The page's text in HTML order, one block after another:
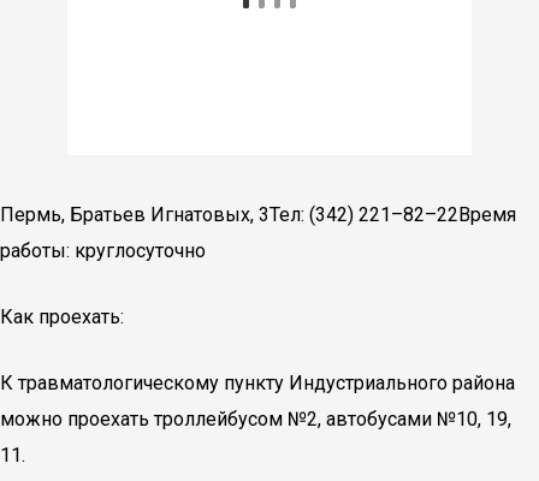
Пермь, Братьев Игнатовых, 3Тел: (342) 221–82–22Время
работы: круглосуточно
Как проехать:
К травматологическому пункту Индустриального района
можно проехать троллейбусом №2, автобусами №10, 19,
11.